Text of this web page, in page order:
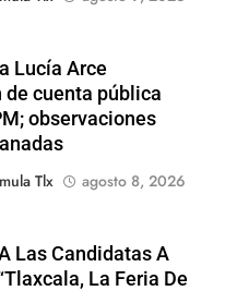
Lucía Arce
de cuenta pública
observaciones
Tlx
agosto 8, 2026
Las Candidatas A
La Feria De